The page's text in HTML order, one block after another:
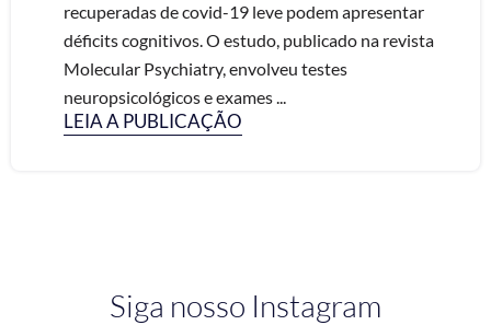
recuperadas de covid-19 leve podem apresentar
déficits cognitivos. O estudo, publicado na revista
Molecular Psychiatry, envolveu testes
neuropsicológicos e exames ...
LEIA A PUBLICAÇÃO
Siga nosso Instagram